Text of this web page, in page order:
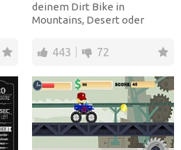
deinem Dirt Bike in
Mountains, Desert oder
443 72